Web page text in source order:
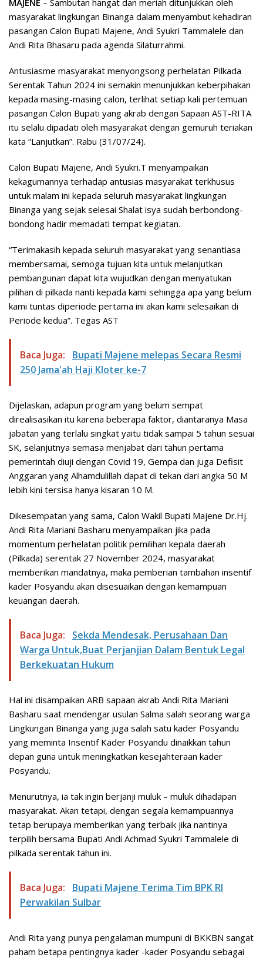
MAJENE – Sambutan hangat dan meriah ditunjukkan oleh
masyarakat lingkungan Binanga dalam menyambut kehadiran
pasangan Calon Bupati Majene, Andi Syukri Tammalele dan
Andi Rita Bhasaru pada agenda Silaturrahmi.
Antusiasme masyarakat menyongsong perhelatan Pilkada
Serentak Tahun 2024 ini semakin menunjukkan keberpihakan
kepada masing-masing calon, terlihat setiap kali pertemuan
pasangan Calon Bupati yang akrab dengan Sapaan AST-RITA
itu selalu dipadati oleh masyarakat dengan gemuruh teriakan
kata “Lanjutkan”. Rabu (31/07/24).
Calon Bupati Majene, Andi Syukri.T menyampaikan
kekagumannya terhadap antusias masyarakat terkhusus
untuk malam ini kepada seluruh masyarakat lingkungan
Binanga yang sejak selesai Shalat isya sudah berbondong-
bondong hadir memadati tempat kegiatan.
“Terimakasih kepada seluruh masyarakat yang senantiasa
membersamai, semoga tujuan kita untuk melanjutkan
pembangunan dapat kita wujudkan dengan menyatukan
pilihan di pilkada nanti kepada kami sehingga apa yang belum
kami tuntas diperiode pertama ini akan kami selesaikan di
Periode kedua”. Tegas AST
Baca Juga:
Bupati Majene melepas Secara Resmi
250 Jama'ah Haji Kloter ke-7
Dijelaskan, adapun program yang belum sempat
direalisasikan itu karena beberapa faktor, diantaranya Masa
jabatan yang terlalu singkat yaitu tidak sampai 5 tahun sesuai
SK, selanjutnya semasa menjabat dari tahun pertama
pemerintah diuji dengan Covid 19, Gempa dan juga Defisit
Anggaran yang Alhamdulillah dapat di tekan dari angka 50 M
lebih kini tersisa hanya kisaran 10 M.
Dikesempatan yang sama, Calon Wakil Bupati Majene Dr.Hj.
Andi Rita Mariani Basharu menyampaikan jika pada
momentum perhelatan politik pemilihan kepala daerah
(Pilkada) serentak 27 November 2024, masyarakat
memberikan mandatnya, maka pemberian tambahan insentif
kader Posyandu akan disesuaikan dengan kemampuan
keuangan daerah.
Baca Juga:
Sekda Mendesak, Perusahaan Dan
Warga Untuk,Buat Perjanjian Dalam Bentuk Legal
Berkekuatan Hukum
Hal ini disampaikan ARB sapaan akrab Andi Rita Mariani
Basharu saat mendengar usulan Salma salah seorang warga
Lingkungan Binanga yang juga salah satu kader Posyandu
yang meminta Insentif Kader Posyandu dinaikkan tahun
depan guna untuk meningkatkan kesejahteraan kader
Posyandu.
Menurutnya, ia tak ingin berjanji muluk – muluk dihadapan
masyarakat. Akan tetapi, dengan segala kemampuannya
tetap berupaya memberikan yang terbaik jika nantinya
terpilih bersama Bupati Andi Achmad Syukri Tammalele di
pilkada serentak tahun ini.
Baca Juga:
Bupati Majene Terima Tim BPK RI
Perwakilan Sulbar
Andi Rita yang punya pengalaman mumpuni di BKKBN sangat
paham betapa pentingnya kader -kader Posyandu sebagai